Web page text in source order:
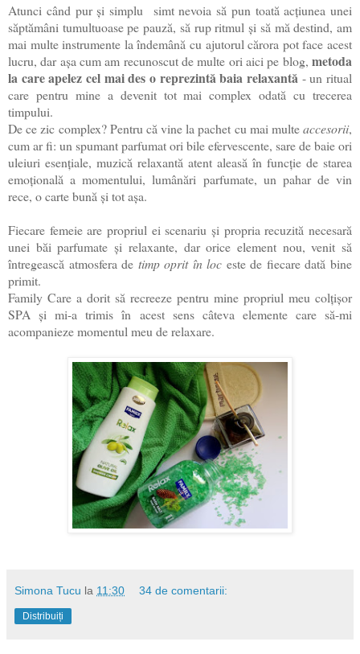
Atunci când pur și simplu simt nevoia să pun toată acțiunea unei
săptămâni tumultuoase pe pauză, să rup ritmul și să mă destind, am
mai multe instrumente laîndemână cu ajutorul cărora pot face acest
lucru, dar așa cum am recunoscut de multe ori aici pe blog, metoda
la care apelez cel mai des o reprezintă baia relaxantă - un ritual
care pentru mine a devenit tot mai complex odată cu trecerea
timpului.
De ce zic complex? Pentru că vine la pachet cu mai multeaccesorii,
cum ar fi: un spumant parfumat ori bile efervescente, sare de baie ori
uleiuri esențiale, muzică relaxantă atent aleasă în funcție de starea
emoțională a momentului, lumânări parfumate, un pahar de vin
rece, o carte bună și tot așa.
Fiecare femeie are propriul ei scenariu și propria recuzită necesară
unei băi parfumate și relaxante, dar orice element nou, venit să
întregească atmosfera de timp oprit în loc este de fiecare dată bine
primit.
Family Care a dorit să recreeze pentru mine propriul meu colțișor
SPA și mi-a trimis în acest sens câteva elemente care să-mi
acompanieze momentul meu de relaxare.
Simona Tucu la 11:30 34 de comentarii:
Distribuiți